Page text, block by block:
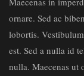
ornare. Sed ac
lobortis.
est. Sed a nulla id
nulla. Maecenas ut